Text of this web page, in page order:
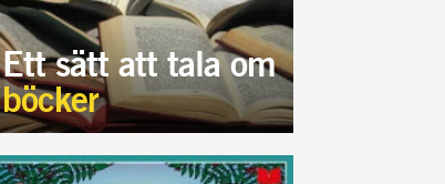
Ett sätt att tala om
böcker